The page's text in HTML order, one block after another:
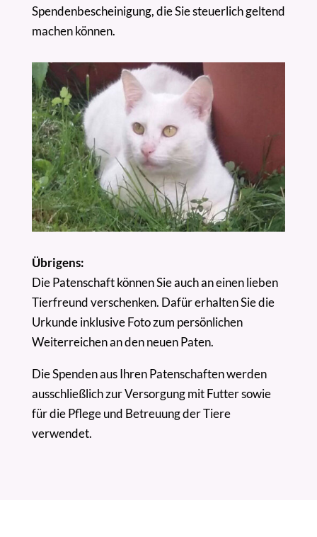
Spendenbescheinigung, die Sie steuerlich geltend
machen können.
Übrigens:
Die Patenschaft können Sie auch an einen lieben
Tierfreund verschenken. Dafür erhalten Sie die
Urkunde inklusive Foto zum persönlichen
Weiterreichen an den neuen Paten.
Die Spenden aus Ihren Patenschaften werden
ausschließlich zur Versorgung mit Futter sowie
für die Pflege und Betreuung der Tiere
verwendet.